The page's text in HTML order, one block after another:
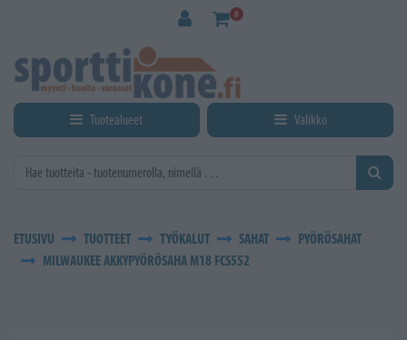
0
Tuotealueet Valikko
ETUSIVU TUOTTEET TYÖKALUT SAHAT
PYÖRÖSAHAT
MILWAUKEE AKKYPYÖRÖSAHA M18 FCS552